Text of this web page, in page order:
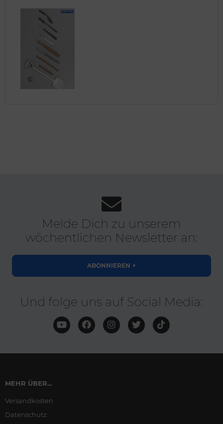
Melde Dich zu unserem
wöchentlichen Newsletter an:
ABONNIEREN
Und folge uns auf Social Media:
MEHR ÜBER...
Versandkosten
Datenschutz